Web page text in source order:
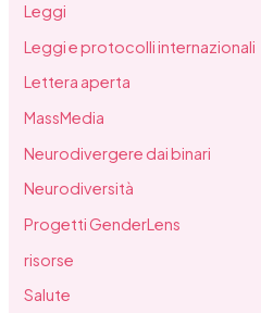
Leggi
Leggi e protocolli internazionali
Lettera aperta
MassMedia
Neurodivergere dai binari
Neurodiversità
Progetti GenderLens
risorse
Salute